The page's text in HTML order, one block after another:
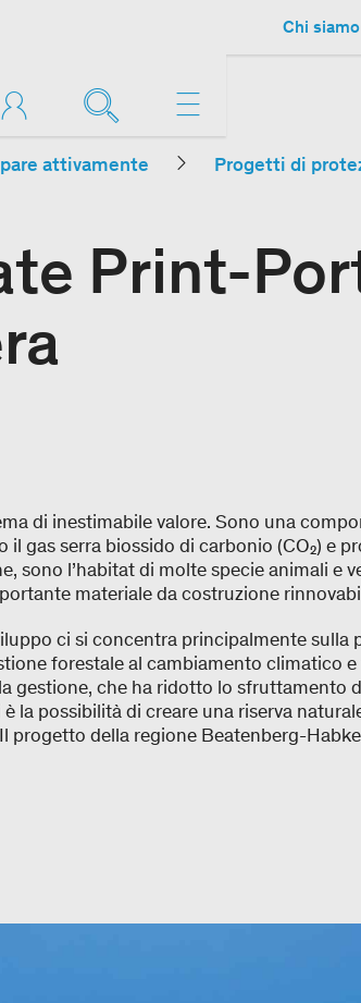
Chi siamo
attivamente Progetti di
Print-
di inestimabile valore. Sono una
il gas serra biossido di carbonio (CO₂) e
sono l’habitat di molte specie animali e
materiale da costruzione
ci si concentra principalmente
forestale al cambiamento climatico
gestione, che ha ridotto lo
la possibilità di creare una riserva
progetto della regione Beatenberg-